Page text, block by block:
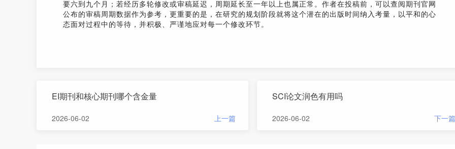
要六到九个月；若经历多轮修改或审稿延迟，周期延长至一年以上也属正常。作者在投稿前，可以查阅期刊官网
公布的审稿周期数据作为参考，更重要的是，在研究的规划阶段就将这个潜在的出版时间纳入考量，以平和的心
态面对过程中的等待，并积极、严谨地应对每一个修改环节。
EI期刊和核心期刊哪个含金量
2026-06-02 上一篇
SCI论文润色有用吗
2026-06-02 下一篇